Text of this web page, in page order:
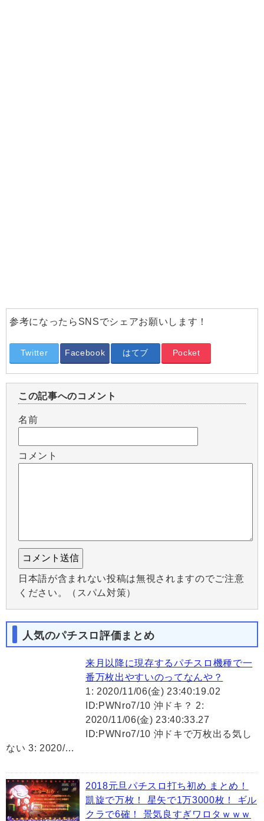
参考になったらSNSでシェアお願いします！
Twitter Facebook はてブ Pocket
この記事へのコメント
名前
コメント
日本語が含まれない投稿は無視されますのでご注意
ください。（スパム対策）
人気のパチスロ評価まとめ
来月以降に現存するパチスロ機種で一
番万枚出やすいのってなんや？
1: 2020/11/06(金) 23:40:19.02
ID:PWNro7/10 沖ドキ？ 2:
2020/11/06(金) 23:40:33.27
ID:PWNro7/10 沖ドキで万枚出る気し
ない 3: 2020/…
2018元旦パチスロ打ち初め まとめ！
凱旋で万枚！ 星矢で1万3000枚！ ギル
クラで6確！ 景気良すぎワロタｗｗｗ